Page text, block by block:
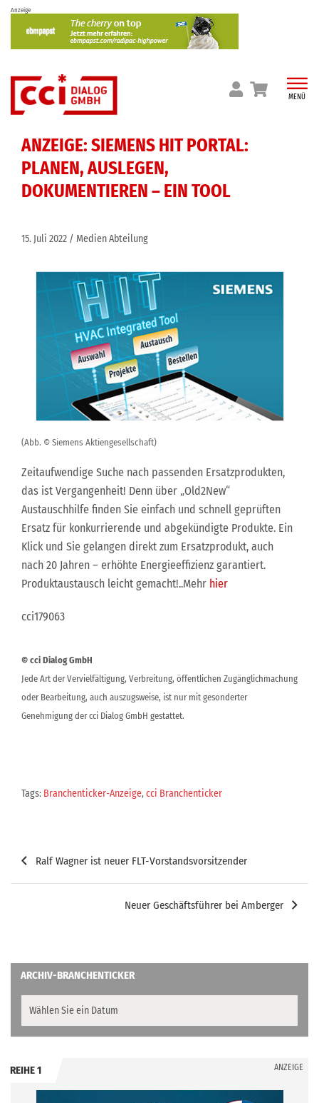
Skip
content
Anzeige
MENÜ
ANZEIGE: SIEMENS HIT PORTAL:
PLANEN, AUSLEGEN,
DOKUMENTIEREN – EIN TOOL
15. Juli 2022 Medien Abteilung
(Abb. © Siemens Aktiengesellschaft)
Zeitaufwendige Suche nach passenden Ersatzprodukten,
das ist Vergangenheit! Denn über „Old2New“
Austauschhilfe finden Sie einfach und schnell geprüften
Ersatz für konkurrierende und abgekündigte Produkte. Ein
Klick und Sie gelangen direkt zum Ersatzprodukt, auch
nach 20 Jahren – erhöhte Energieeffizienz garantiert.
Produktaustausch leicht gemacht!..Mehr hier
cci179063
© cci Dialog GmbH
Jede Art der Vervielfältigung, Verbreitung, öffentlichen Zugänglichmachung
oder Bearbeitung, auch auszugsweise, ist nur mit gesonderter
Genehmigung der cci Dialog GmbH gestattet.
Tags: Branchenticker-Anzeige,cci Branchenticker
Beitragsnavigation
Ralf Wagner ist neuer FLT-Vorstandsvorsitzender
Neuer Geschäftsführer bei Amberger
ARCHIV-BRANCHENTICKER
REIHE 1 ANZEIGE